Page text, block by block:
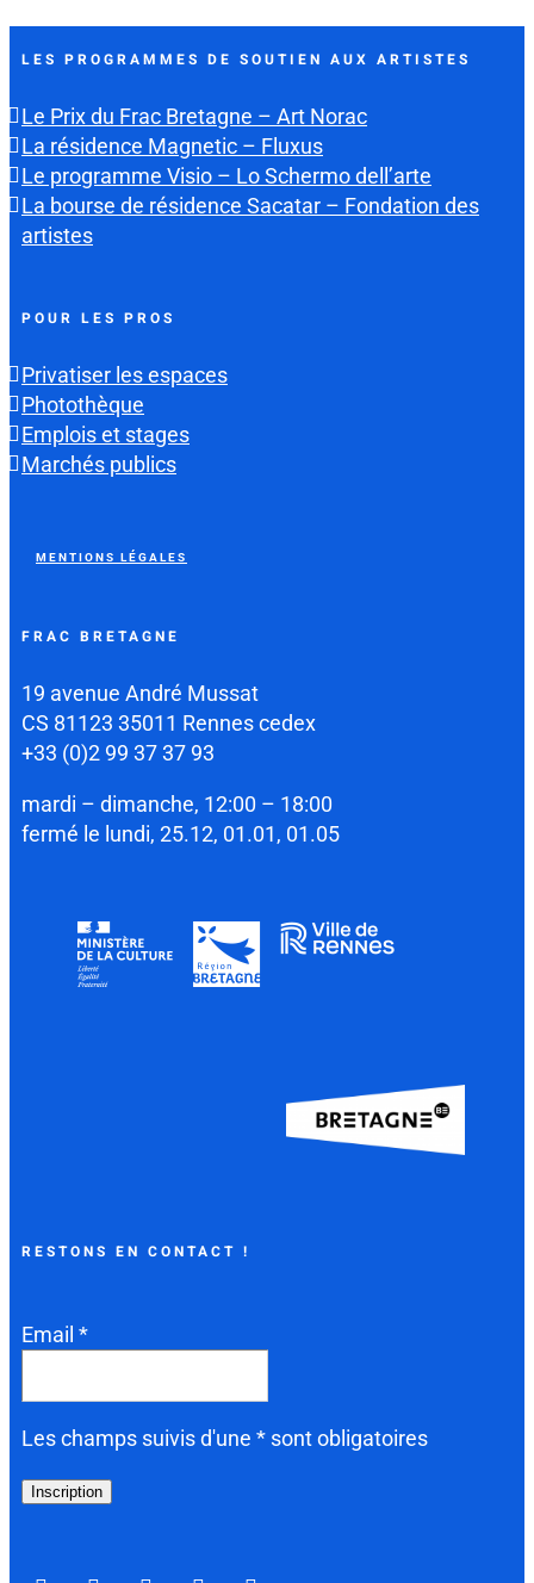
LES PROGRAMMES DE SOUTIEN AUX ARTISTES
Le Prix du Frac Bretagne – Art Norac
La résidence Magnetic – Fluxus
Le programme Visio – Lo Schermo dell’arte
La bourse de résidence Sacatar – Fondation des
artistes
POUR LES PROS
Privatiser les espaces
Photothèque
Emplois et stages
Marchés publics
MENTIONS LÉGALES
FRAC BRETAGNE
19 avenue André Mussat
CS 81123 35011 Rennes cedex
+33 (0)2 99 37 37 93
mardi – dimanche, 12:00 – 18:00
fermé le lundi, 25.12, 01.01, 01.05
RESTONS EN CONTACT !
Email *
Les champs suivis d'une * sont obligatoires